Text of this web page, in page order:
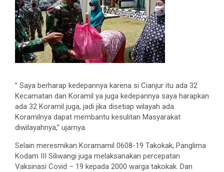
” Saya berharap kedepannya karena si Cianjur itu ada 32
Kecamatan dan Koramil ya juga kedepannya saya harapkan
ada 32 Koramil juga, jadi jika disetiap wilayah ada
Koramilnya dapat membantu kesulitan Masyarakat
diwilayahnya,” ujarnya.
Selain meresmikan Koramamil 0608-19 Takokak, Panglima
Kodam III Siliwangi juga melaksanakan percepatan
Vaksinasi Covid – 19 kepada 2000 warga takokak. Dan